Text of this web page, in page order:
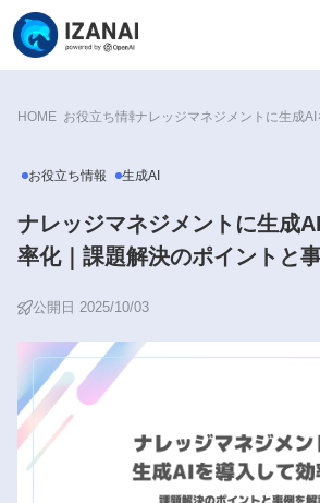
HOME お役立ち情報
お役立ち情報 生成AI
ナレッジマネジメントに生成
率化｜課題解決のポイントと
公開日 2025/10/03